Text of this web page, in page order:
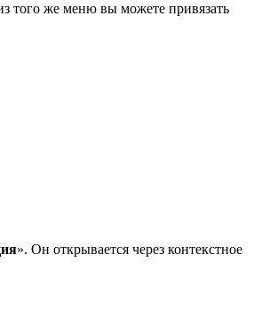
того же меню вы можете привязать
». Он открывается через контекстное